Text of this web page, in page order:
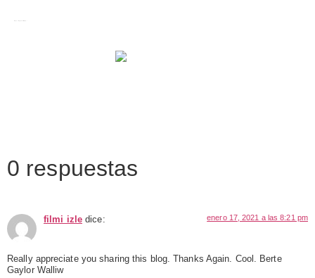
0 respuestas
filmi izle dice: enero 17, 2021 a las 8:21 pm
Really appreciate you sharing this blog. Thanks Again. Cool. Berte
Gaylor Walliw